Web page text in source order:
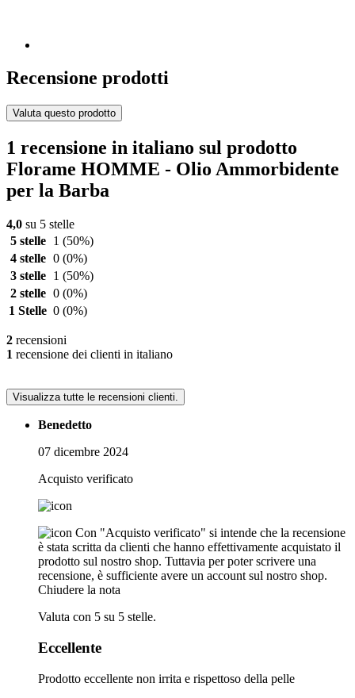
Recensione prodotti
Valuta questo prodotto
1 recensione in italiano sul prodotto
Florame HOMME - Olio Ammorbidente
per la Barba
4,0 su 5 stelle
5 stelle
1 (50%)
4 stelle 0 (0%)
3 stelle
1 (50%)
2 stelle 0 (0%)
1 Stelle 0 (0%)
2 recensioni
1 recensione dei clienti in italiano
Visualizza tutte le recensioni clienti.
Benedetto
07 dicembre 2024
Acquisto verificato
Con "Acquisto verificato" si intende che la recensione
è stata scritta da clienti che hanno effettivamente acquistato il
prodotto sul nostro shop. Tuttavia per poter scrivere una
recensione, è sufficiente avere un account sul nostro shop.
Chiudere la nota
Valuta con 5 su 5 stelle.
Eccellente
Prodotto eccellente non irrita e rispettoso della pelle